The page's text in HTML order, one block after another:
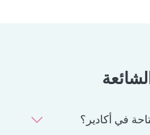
في أكادير؟